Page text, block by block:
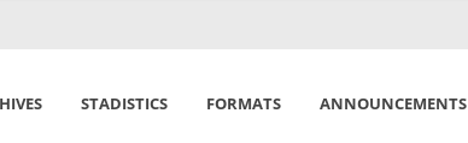
STADISTICS FORMATS ANNOUNCEMENTS